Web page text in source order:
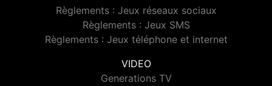
Règlements : Jeux réseaux sociaux
Règlements : Jeux SMS
Règlements : Jeux téléphone et internet
VIDEO
Generations TV